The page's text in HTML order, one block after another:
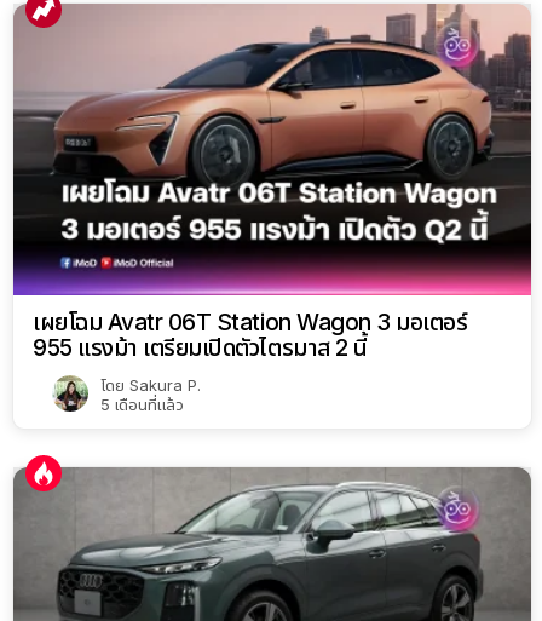
เผยโฉม Avatr 06T Station Wagon 3 มอเตอร์
955 แรงม้า เตรียมเปิดตัวไตรมาส 2 นี้
โดย Sakura P.
5 เดือนที่แล้ว